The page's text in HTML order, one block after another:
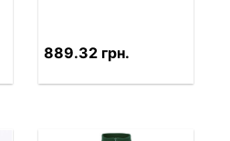
889.32 грн.